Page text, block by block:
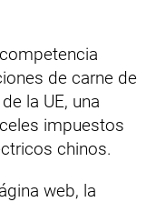
de carne de
la UE, una
impuestos
chinos.
web, la